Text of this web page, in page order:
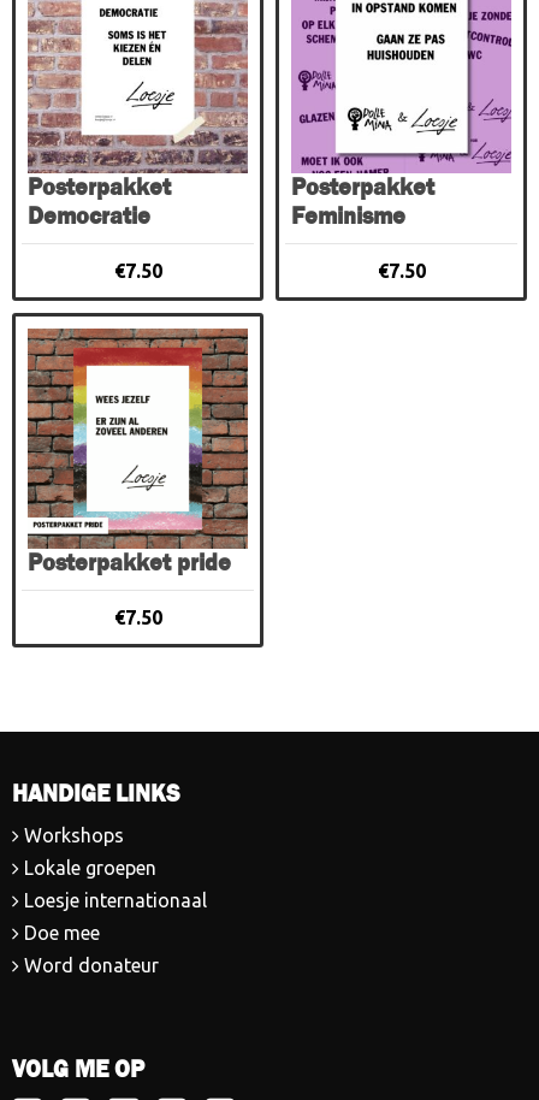
Posterpakket
Democratie
€7.50
Posterpakket
Feminisme
€7.50
Posterpakket pride
€7.50
HANDIGE LINKS
Workshops
Lokale groepen
Loesje internationaal
Doe mee
Word donateur
VOLG ME OP